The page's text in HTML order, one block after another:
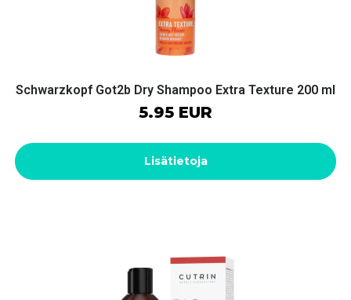
Schwarzkopf Got2b Dry Shampoo Extra Texture 200 ml
5.95 EUR
Lisätietoja